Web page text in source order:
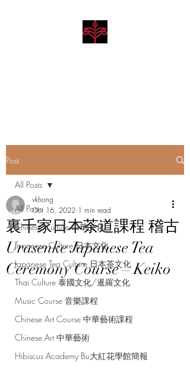
Post
All Posts
Chinese Culture 中華文化
Japanese Culture 日本文化
Japanese Tea Culture 日本茶文化
Thai Culture 泰國文化/暹羅文化
Music Course 音樂課程
Chinese Art Course 中華藝術課程
Chinese Art 中華藝術
Hibiscus Academy Bu大紅花學館簡報
All Posts
裏千家日本茶道課程 稽古
Urasenke Japanese Tea
Ceremony Course – Keiko
vkhong
Oct 16, 2022 1 min read